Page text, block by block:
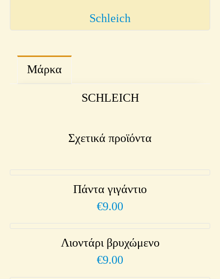
Schleich
Μάρκα
SCHLEICH
Σχετικά προϊόντα
Πάντα γιγάντιο
€9.00
Λιοντάρι βρυχώμενο
€9.00